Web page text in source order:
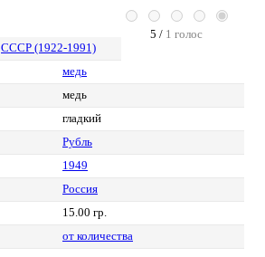
5 / 1 голос
СССР (1922-1991)
медь
медь
гладкий
Рубль
1949
Россия
15.00 гр.
от количества